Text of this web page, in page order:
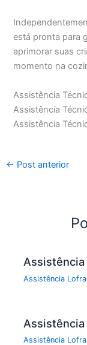
está pronta para
aprimorar suas
momento na
Assistência
Assistência
Assistência
← Post anterior
Assistência
Assistência Lofra
Assistência
Assistência Lofra